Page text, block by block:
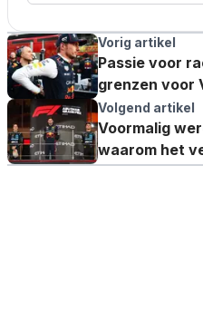
Vorig artikel
Passie voor
grenzen voor
dan meteen
Volgend artikel
Voormalig
waarom het
is dan voor